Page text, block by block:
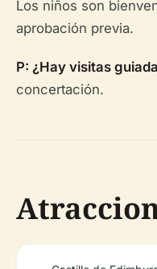
Los niños son
aprobación previa.
P: ¿Hay visitas
concertación.